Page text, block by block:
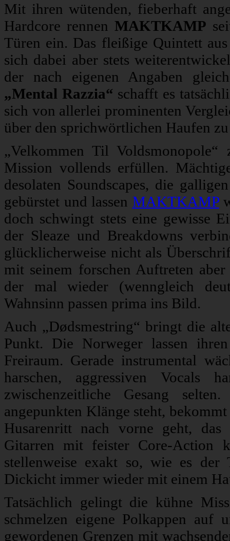
Mit ihren wütenden, fieberhaft
Hardcore rennen MAKTKAMP
Türen ein. Das fleißige Quintett
sich dabei aber stets
der nach eigenen Angaben
„Mental Razzia“ schafft es
sich von allerlei prominenten
über den sprichwörtlichen Haufen
„Velkommen Til
Mission vollends erfüllen.
desolaten Soundscapes, die
gebürstet und lassen MAKTKAMP
doch schwingt stets eine gewisse
der Sleaze und Breakdowns
glücklicherweise nicht als
mit seinem forschen Auftreten
der mal wieder (wenngleich
Wahnsinn passen prima ins Bild.
Auch „Dødsmestring“ bringt die
Punkt. Die Norweger lassen
Freiraum. Gerade instrumental
harschen, aggressiven Vocals
zwischenzeitliche Gesang
angepunkten Klänge steht,
Husarenritt nach vorne geht,
Gitarren mit feister Core-Action
stellenweise exakt so, wie es
Dickicht immer wieder mit einem
Tatsächlich gelingt die kühne
schmelzen eigene Polkappen auf
gewordenen Grenzen mit